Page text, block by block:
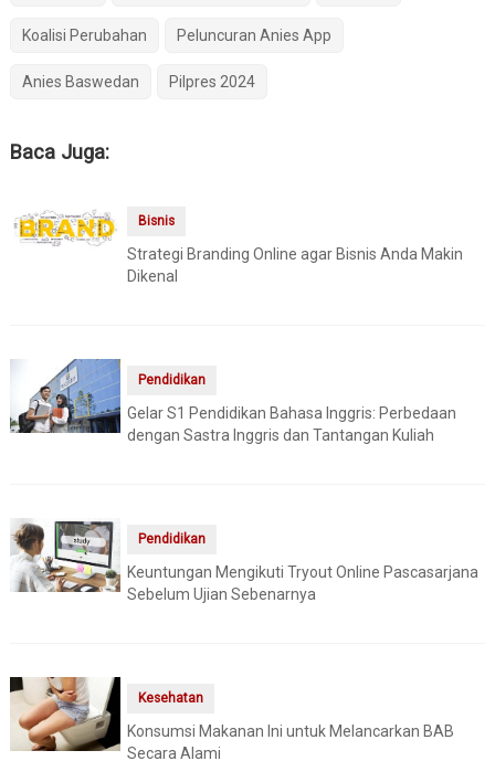
Koalisi Perubahan Peluncuran Anies App
Anies Baswedan Pilpres 2024
Baca Juga:
Bisnis
Strategi Branding Online agar Bisnis Anda Makin
Dikenal
Pendidikan
Gelar S1 Pendidikan Bahasa Inggris: Perbedaan
dengan Sastra Inggris dan Tantangan Kuliah
Pendidikan
Keuntungan Mengikuti Tryout Online Pascasarjana
Sebelum Ujian Sebenarnya
Kesehatan
Konsumsi Makanan Ini untuk Melancarkan BAB
Secara Alami